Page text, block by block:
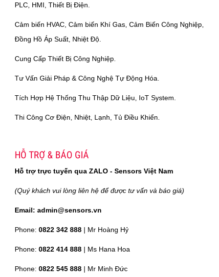
PLC, HMI, Thiết Bị Điện.
Cảm biến HVAC, Cảm biến Khí Gas, Cảm Biến Công Nghiệp,
Đồng Hồ Áp Suất, Nhiệt Độ.
Cung Cấp Thiết Bị Công Nghiệp.
Tư Vấn Giải Pháp & Công Nghệ Tự Động Hóa.
Tích Hợp Hệ Thống Thu Thập Dữ Liệu, IoT System.
Thi Công Cơ Điện, Nhiệt, Lạnh, Tủ Điều Khiển.
HỖ TRỢ & BÁO GIÁ
Hỗ trợ trực tuyến qua ZALO - Sensors Việt Nam
(Quý khách vui lòng liên hệ để được tư vấn và báo giá)
Email: admin@sensors.vn
Phone: 0822 342 888 | Mr Hoàng Hỷ
Phone: 0822 414 888 | Ms Hana Hoa
Phone: 0822 545 888 | Mr Minh Đức